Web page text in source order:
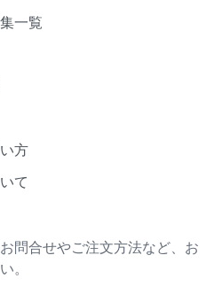
一覧
方
て
問合せやご注文方法など、お
。